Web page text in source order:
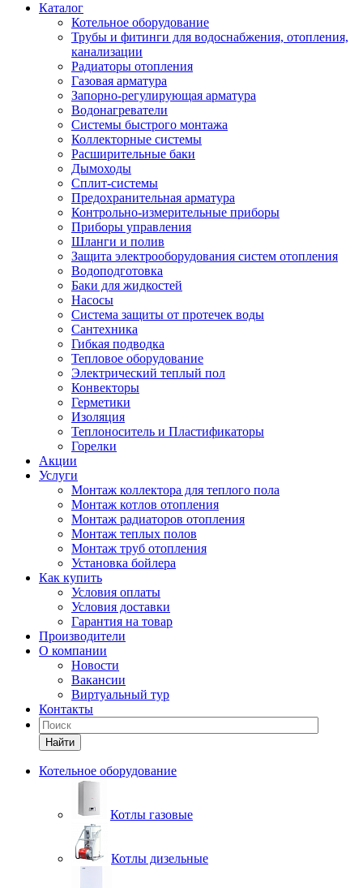
Каталог
Котельное оборудование
Трубы и фитинги для водоснабжения, отопления,
канализации
Радиаторы отопления
Газовая арматура
Запорно-регулирующая арматура
Водонагреватели
Системы быстрого монтажа
Коллекторные системы
Расширительные баки
Дымоходы
Сплит-системы
Предохранительная арматура
Контрольно-измерительные приборы
Приборы управления
Шланги и полив
Защита электрооборудования систем отопления
Водоподготовка
Баки для жидкостей
Насосы
Система защиты от протечек воды
Сантехника
Гибкая подводка
Тепловое оборудование
Электрический теплый пол
Конвекторы
Герметики
Изоляция
Теплоноситель и Пластификаторы
Горелки
Акции
Услуги
Монтаж коллектора для теплого пола
Монтаж котлов отопления
Монтаж радиаторов отопления
Монтаж теплых полов
Монтаж труб отопления
Установка бойлера
Как купить
Условия оплаты
Условия доставки
Гарантия на товар
Производители
О компании
Новости
Вакансии
Виртуальный тур
Контакты
Найти
Котельное оборудование
Котлы газовые
Котлы дизельные